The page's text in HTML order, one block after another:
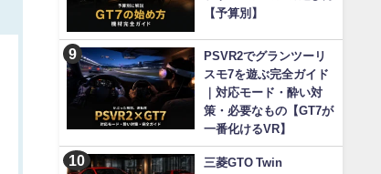
【予算別】
PSVR2でグランツーリ
スモ7を遊ぶ完全ガイド
｜対応モード・酔い対
策・必要なもの【GT7が
一番化けるVR】
三菱GTO Twin